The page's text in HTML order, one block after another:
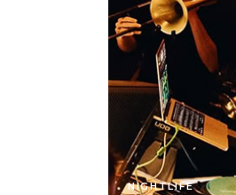
NIGHTLIFE